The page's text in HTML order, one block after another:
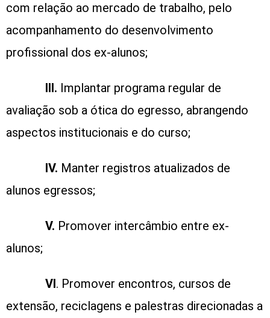
com relação ao mercado de trabalho, pelo
acompanhamento do desenvolvimento
profissional dos ex-alunos;
III. Implantar programa regular de
avaliação sob a ótica do egresso, abrangendo
aspectos institucionais e do curso;
IV. Manter registros atualizados de
alunos egressos;
V. Promover intercâmbio entre ex-
alunos;
VI. Promover encontros, cursos de
extensão, reciclagens e palestras direcionadas a